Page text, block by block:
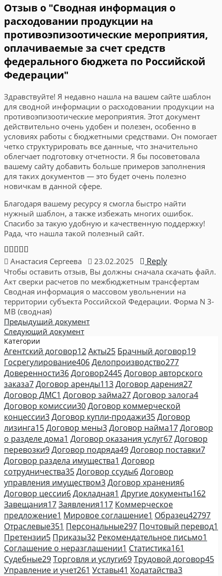
Отзыв о "Сводная информация о
расходовании продукции на
противоэпизоотические мероприятия,
оплачиваемые за счет средств
федерального бюджета по Российской
Федерации"
Здравствуйте! Я недавно нашла на вашем сайте шаблон
для сводной информации о расходовании продукции на
противоэпизоотические мероприятия. Этот документ
действительно очень удобен и полезен, особенно в
условиях работы с бюджетными средствами. Он помогает
четко структурировать все данные, что значительно
облегчает подготовку отчетности. Я бы посоветовала
вашему сайту добавить больше примеров заполнения
для таких документов — это будет очень полезно
новичкам в данной сфере.
Благодаря вашему ресурсу я смогла быстро найти
нужный шаблон, а также избежать многих ошибок.
Спасибо за такую удобную и качественную поддержку!
Рада, что нашла такой полезный сайт.
Анастасия Сергеева 23.02.2025 Reply
Чтобы оставить отзыв, Вы должны сначала скачать файл.
Акт сверки расчетов по межбюджетным трансфертам
Сводная информация о массовом увольнении на
территории субъекта Российской Федерации. Форма N 3-
МВ (сводная)
Предыдущий документ
Следующий документ
Категории
Агентский договор12Акты25 Брачный договор19
Госрегулирование406Делопроизводство277
Доверенности36Договор2445Договор авторского
заказа7Договор аренды113Договор дарения27
Договор ДМС1 Договор займа27Договор залога4
Договор комиссии30Договор коммерческой
концессии3Договор купли-продажи35Договор
лизинга15Договор мены3Договор найма17Договор
о разделе дома1 Договор оказания услуг67Договор
перевозки9Договор подряда49Договор поставки7
Договор раздела имущества1 Договор
сотрудничества35Договор ссуды6Договор
управления имуществом3Договор хранения6
Договор цессии6Докладная1 Другие документы162
Завещания17Заявления117 Коммерческое
предложение1 Мировое соглашение1 Образец42797
Отраслевые351 Персональные297 Почтовый перевод1
Претензии5 Приказы32 Рекомендательное письмо1
Соглашение о неразглашении1 Статистика161
Судебные29Торговля и услуги69Трудовой договор45
Управление и учет261 Уставы41 Ходатайства3